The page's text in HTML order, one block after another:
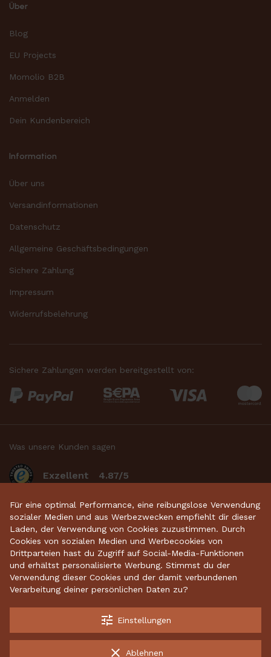
Über
Blog
EU Projects
Momolio B2B
Anmelden
Dein Kundenbereich
Information
Über uns
Versandinformationen
Datenschutz
Allgemeine Geschäftsbedingungen
Sichere Zahlung
Impressum
Widerrufsbelehrung
Sichere Zahlungen werden bereitgestellt von:
Was unsere Kunden sagen
Exzellent 4.87/5
basierend auf 2634bewertungen.
Startseite • Keramikdeko • Gartenkeramik •
Sparschweine • Räucherfiguren • Keramikhäuser
Kostenloser Versand ab 70 €
Garantiert sichere Lieferung
Für eine optimal Performance, eine reibungslose Verwendung
sozialer Medien und aus Werbezwecken empfiehlt dir dieser
Laden, der Verwendung von Cookies zuzustimmen. Durch
Cookies von sozialen Medien und Werbecookies von
Drittparteien hast du Zugriff auf Social-Media-Funktionen
und erhältst personalisierte Werbung. Stimmst du der
Verwendung dieser Cookies und der damit verbundenen
Verarbeitung deiner persönlichen Daten zu?
tune Einstellungen
clear Ablehnen